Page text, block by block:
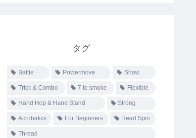
タグ
Battle Powermove Show
Trick & Combo 7 to smoke Flexible
Hand Hop & Hand Stand Strong
Acrobatics For Beginners Head Spin
Thread